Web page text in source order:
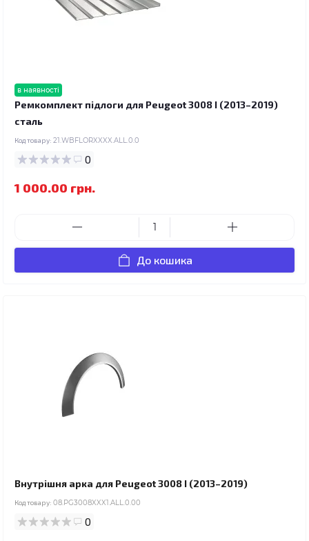
в наявності
Ремкомплект підлоги для Peugeot 3008 I (2013–2019)
сталь
Код товару: 21.WBFLORXXXX.ALL.0.0
0
1 000.00 грн.
До кошика
Внутрішня арка для Peugeot 3008 I (2013–2019)
Код товару: 08.PG3008XXX1.ALL.0.00
0